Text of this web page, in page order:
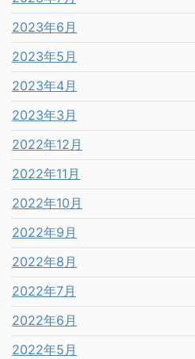
2023年6月
2023年5月
2023年4月
2023年3月
2022年12月
2022年11月
2022年10月
2022年9月
2022年8月
2022年7月
2022年6月
2022年5月